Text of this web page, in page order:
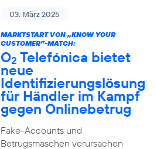
03. März 2025
MARKTSTART VON „KNOW YOUR
CUSTOMER”-MATCH:
O2 Telefónica bietet
neue
Identifizierungslösung
für Händler im Kampf
gegen Onlinebetrug
Fake-Accounts und
Betrugsmaschen verursachen